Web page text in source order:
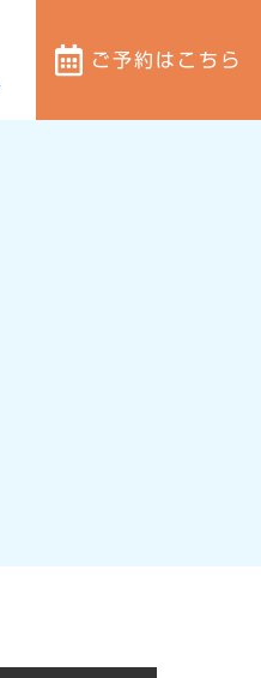
ご予約 はこちら